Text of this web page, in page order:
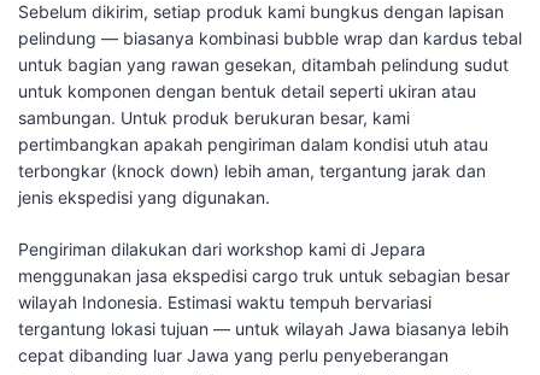
Sebelum dikirim, setiap produk kami bungkus dengan lapisan
pelindung — biasanya kombinasi bubble wrap dan kardus tebal
untuk bagian yang rawan gesekan, ditambah pelindung sudut
untuk komponen dengan bentuk detail seperti ukiran atau
sambungan. Untuk produk berukuran besar, kami
pertimbangkan apakah pengiriman dalam kondisi utuh atau
terbongkar (knock down) lebih aman, tergantung jarak dan
jenis ekspedisi yang digunakan.
Pengiriman dilakukan dari workshop kami di Jepara
menggunakan jasa ekspedisi cargo truk untuk sebagian besar
wilayah Indonesia. Estimasi waktu tempuh bervariasi
tergantung lokasi tujuan — untuk wilayah Jawa biasanya lebih
cepat dibanding luar Jawa yang perlu penyeberangan